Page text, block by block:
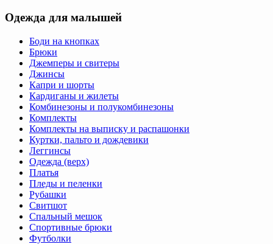
Одежда для малышей
Боди на кнопках
Брюки
Джемперы и свитеры
Джинсы
Капри и шорты
Кардиганы и жилеты
Комбинезоны и полукомбинезоны
Комплекты
Комплекты на выписку и распашонки
Куртки, пальто и дождевики
Леггинсы
Одежда (верх)
Платья
Пледы и пеленки
Рубашки
Свитшот
Спальный мешок
Спортивные брюки
Футболки